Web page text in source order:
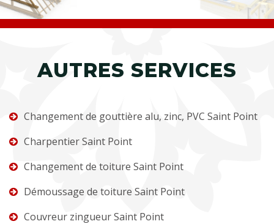
AUTRES SERVICES
Changement de gouttière alu, zinc, PVC Saint Point
Charpentier Saint Point
Changement de toiture Saint Point
Démoussage de toiture Saint Point
Couvreur zingueur Saint Point